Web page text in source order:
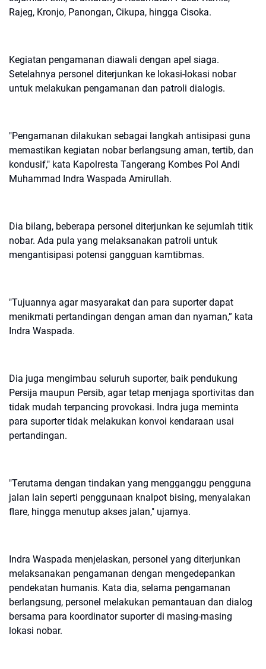
Rajeg, Kronjo, Panongan, Cikupa, hingga Cisoka.
Kegiatan pengamanan diawali dengan apel siaga.
Setelahnya personel diterjunkan ke lokasi-lokasi nobar
untuk melakukan pengamanan dan patroli dialogis.
"Pengamanan dilakukan sebagai langkah antisipasi guna
memastikan kegiatan nobar berlangsung aman, tertib, dan
kondusif," kata Kapolresta Tangerang Kombes Pol Andi
Muhammad Indra Waspada Amirullah.
Dia bilang, beberapa personel diterjunkan ke sejumlah titik
nobar. Ada pula yang melaksanakan patroli untuk
mengantisipasi potensi gangguan kamtibmas.
"Tujuannya agar masyarakat dan para suporter dapat
menikmati pertandingan dengan aman dan nyaman,” kata
Indra Waspada.
Dia juga mengimbau seluruh suporter, baik pendukung
Persija maupun Persib, agar tetap menjaga sportivitas dan
tidak mudah terpancing provokasi. Indra juga meminta
para suporter tidak melakukan konvoi kendaraan usai
pertandingan.
"Terutama dengan tindakan yang mengganggu pengguna
jalan lain seperti penggunaan knalpot bising, menyalakan
flare, hingga menutup akses jalan," ujarnya.
Indra Waspada menjelaskan, personel yang diterjunkan
melaksanakan pengamanan dengan mengedepankan
pendekatan humanis. Kata dia, selama pengamanan
berlangsung, personel melakukan pemantauan dan dialog
bersama para koordinator suporter di masing-masing
lokasi nobar.